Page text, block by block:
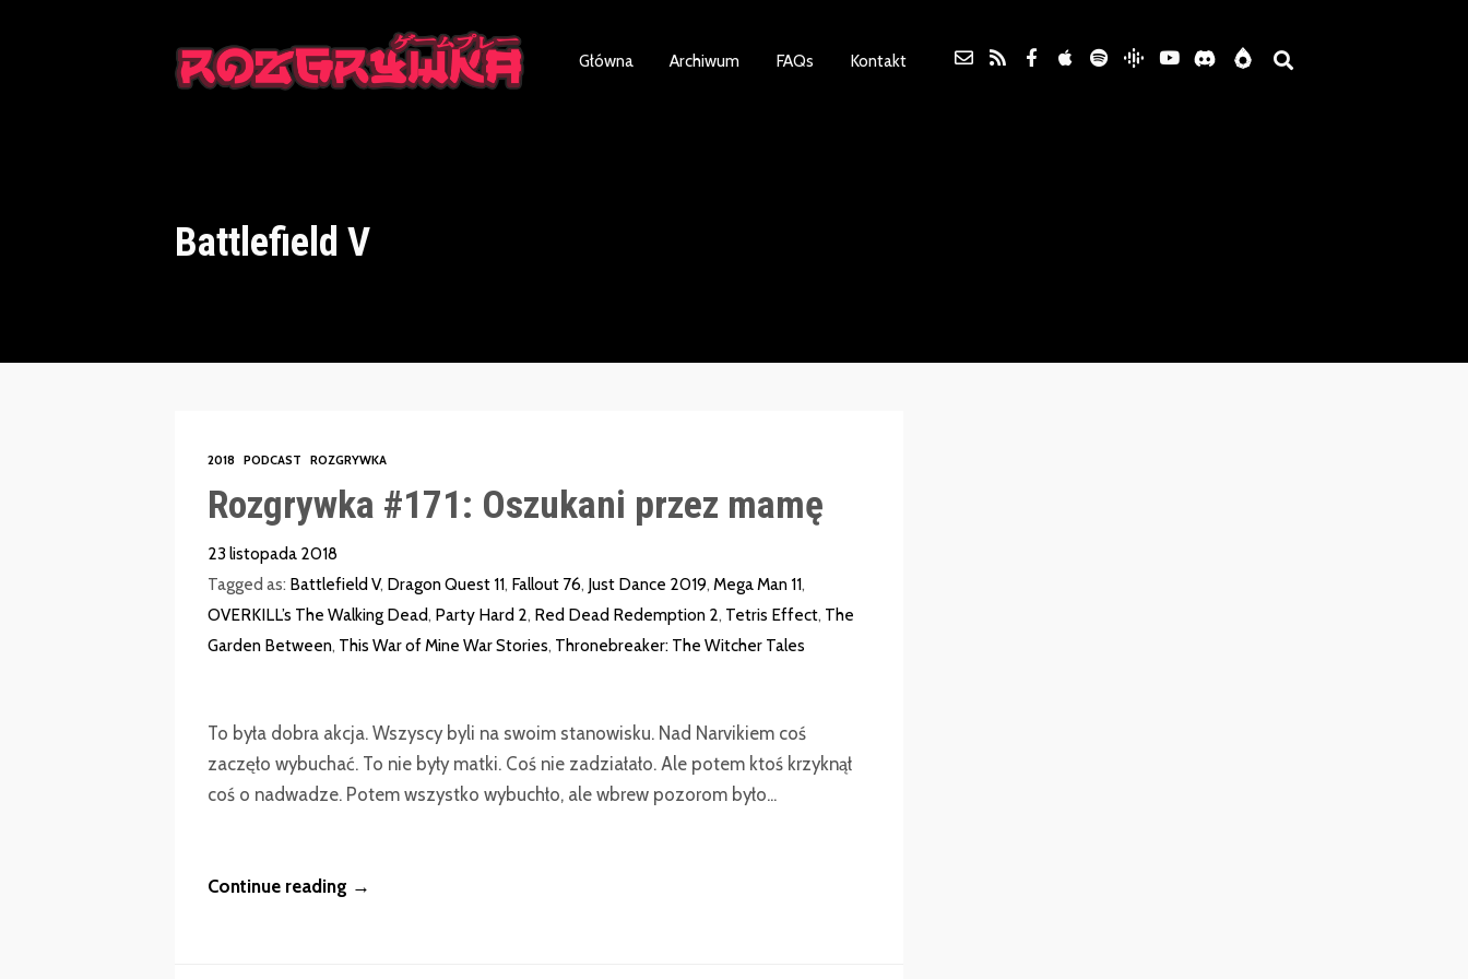
Główna Archiwum FAQs Kontakt
Battlefield V
2018 PODCAST ROZGRYWKA
Rozgrywka #171: Oszukani przez mamę
23 listopada 2018
Tagged as: Battlefield V, Dragon Quest 11, Fallout 76, Just Dance 2019, Mega Man 11,
OVERKILL’s The Walking Dead, Party Hard 2, Red Dead Redemption 2, Tetris Effect, The
Garden Between, This War of Mine War Stories, Thronebreaker: The Witcher Tales
To była dobra akcja. Wszyscy byli na swoim stanowisku. Nad Narvikiem coś
zaczęło wybuchać. To nie były matki. Coś nie zadziałało. Ale potem ktoś krzyknął
coś o nadwadze. Potem wszystko wybuchło, ale wbrew pozorom było...
Continue reading →